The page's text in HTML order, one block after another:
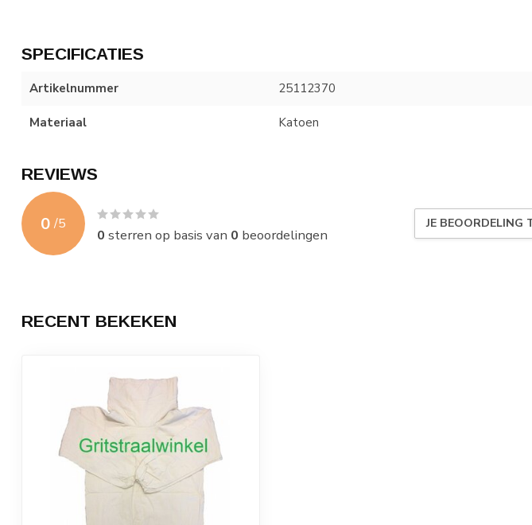
SPECIFICATIES
Artikelnummer 25112370
Materiaal Katoen
REVIEWS
0 /5
0 sterren op basis van 0 beoordelingen
JE BEOORDELING
RECENT BEKEKEN